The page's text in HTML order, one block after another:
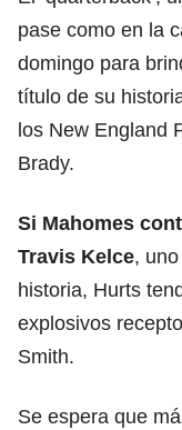
pase como en la
domingo para
título de su
los New England
Brady.
Si Mahomes
Travis Kelce,
historia, Hurts
explosivos
Smith.
Se espera que